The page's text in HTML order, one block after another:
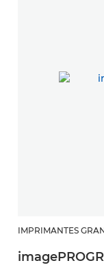
IMPRIMANTES